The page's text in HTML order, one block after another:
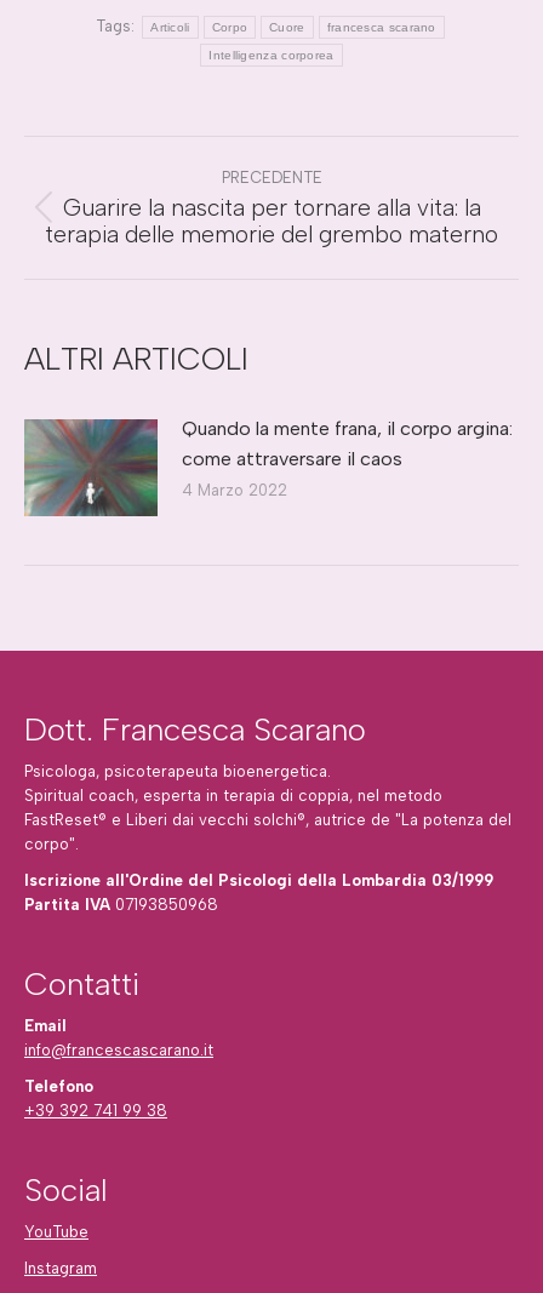
Tags: Articoli Corpo Cuore francesca scarano
Intelligenza corporea
tra
PRECEDENTE
Post
precedente:
Guarire la nascita per tornare alla vita: la
terapia delle memorie del grembo materno
ALTRI ARTICOLI
Quando la mente frana, il corpo argina:
come attraversare il caos
4 Marzo 2022
Dott. Francesca Scarano
Psicologa, psicoterapeuta bioenergetica.
Spiritual coach, esperta in terapia di coppia, nel metodo
FastReset® e Liberi dai vecchi solchi®, autrice de "La potenza del
corpo".
Iscrizione all'Ordine del Psicologi della Lombardia 03/1999
Partita IVA 07193850968
Contatti
Email
info@francescascarano.it
Telefono
+39 392 741 99 38
Social
YouTube
Instagram